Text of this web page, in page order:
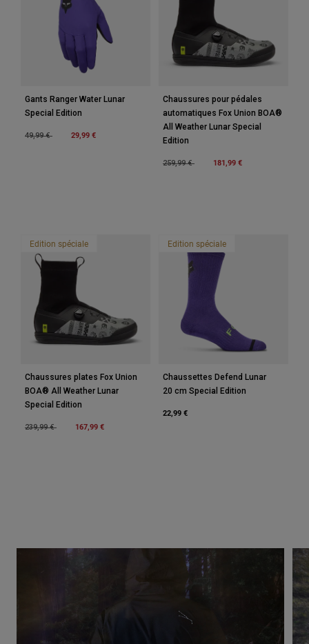
Gants Ranger Water Lunar
Special Edition
Price reduced from
49,99 € 29,99 €
Chaussures pour pédales
automatiques Fox Union BOA®
All Weather Lunar Special
Edition
Price reduced from
259,99 € 181,99 €
Edition spéciale
Chaussures plates Fox Union
BOA® All Weather Lunar
Special Edition
Price reduced from
239,99 € 167,99 €
Edition spéciale
Chaussettes Defend Lunar
20 cm Special Edition
22,99 €